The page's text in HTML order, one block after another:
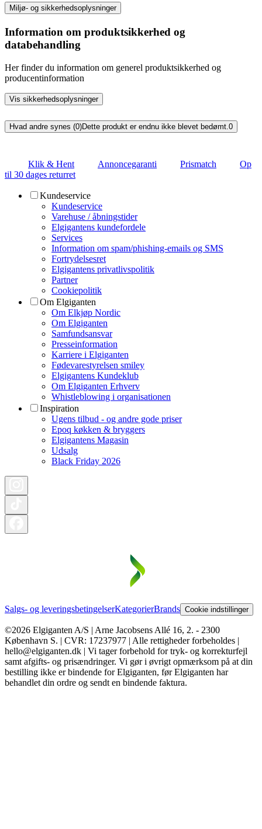
Miljø- og sikkerhedsoplysninger
Information om produktsikkerhed og
databehandling
Her finder du information om generel produktsikkerhed og
producentinformation
Vis sikkerhedsoplysninger
Hvad andre synes (0)Dette produkt er endnu ikke blevet bedømt. 0
Klik & Hent Annoncegaranti Prismatch
Op
til 30 dages returret
Kundeservice
Kundeservice
Varehuse / åbningstider
Elgigantens kundefordele
Services
Information om spam/phishing-emails og SMS
Fortrydelsesret
Elgigantens privatlivspolitik
Partner
Cookiepolitik
Om Elgiganten
Om Elkjøp Nordic
Om Elgiganten
Samfundsansvar
Presseinformation
Karriere i Elgiganten
Fødevarestyrelsen smiley
Elgigantens Kundeklub
Om Elgiganten Erhverv
Whistleblowing i organisationen
Inspiration
Ugens tilbud - og andre gode priser
Epoq køkken & bryggers
Elgigantens Magasin
Udsalg
Black Friday 2026
Salgs- og leveringsbetingelserKategorierBrands Cookie indstillinger
©2026 Elgiganten A/S | Arne Jacobsens Allé 16, 2. - 2300
København S. | CVR: 17237977 | Alle rettigheder forbeholdes |
hello@elgiganten.dk | Vi tager forbehold for tryk- og korrekturfejl
samt afgifts- og prisændringer. Vi gør i øvrigt opmærksom på at din
bestilling ikke er bindende for Elgiganten, før Elgiganten har
behandlet din ordre og sendt en bindende faktura.